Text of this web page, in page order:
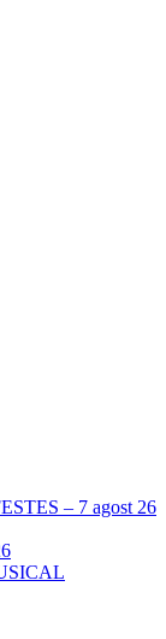
– 7 agost 26